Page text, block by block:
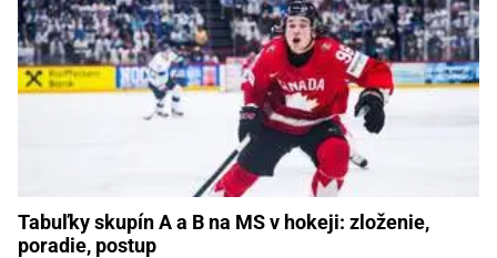
Tabuľky skupín A a B na MS v hokeji: zloženie,
poradie, postup